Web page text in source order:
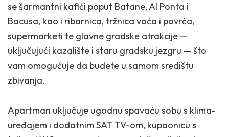
se šarmantni kafići poput Batane, Al Ponta i
Bacusa, kao i ribarnica, tržnica voća i povrća,
supermarketi te glavne gradske atrakcije —
uključujući kazalište i staru gradsku jezgru — što
vam omogućuje da budete u samom središtu
zbivanja.
Apartman uključuje ugodnu spavaću sobu s klima-
uređajem i dodatnim SAT TV-om, kupaonicu s